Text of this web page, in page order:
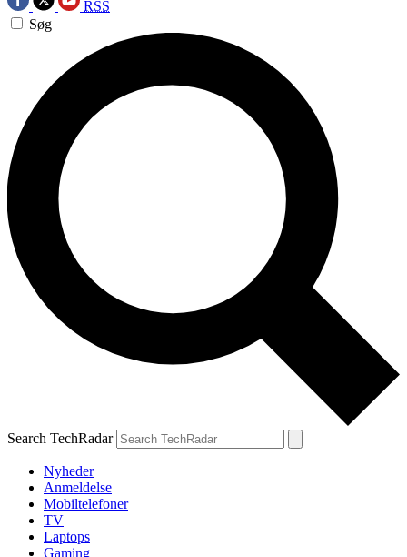
RSS
Søg
Search TechRadar
Nyheder
Anmeldelse
Mobiltelefoner
TV
Laptops
Gaming